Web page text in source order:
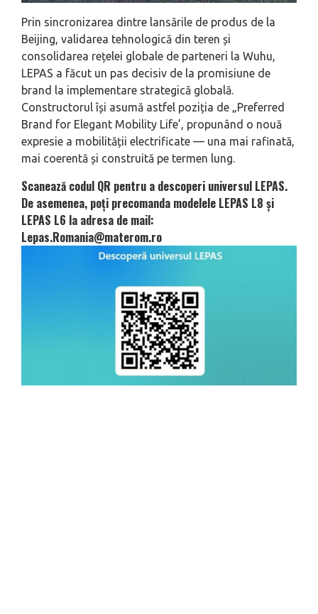
Prin sincronizarea dintre lansările de produs de la
Beijing, validarea tehnologică din teren și
consolidarea rețelei globale de parteneri la Wuhu,
LEPAS a făcut un pas decisiv de la promisiune de
brand la implementare strategică globală.
Constructorul își asumă astfel poziția de „Preferred
Brand for Elegant Mobility Life’, propunând o nouă
expresie a mobilității electrificate — una mai rafinată,
mai coerentă și construită pe termen lung.
Scanează codul QR pentru a descoperi universul LEPAS.
De asemenea, poți precomanda modelele LEPAS L8 și
LEPAS L6 la adresa de mail:
Lepas.Romania@materom.ro